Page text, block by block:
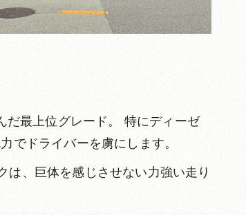
だ最上位グレード。 特にディーゼ
でドライバーを虜にします。
は、巨体を感じさせない力強い走り